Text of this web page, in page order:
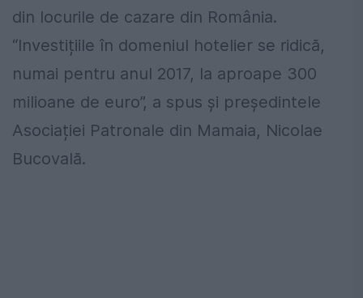
din locurile de cazare din România.
“Investițiile în domeniul hotelier se ridică,
numai pentru anul 2017, la aproape 300
milioane de euro”, a spus și președintele
Asociației Patronale din Mamaia, Nicolae
Bucovală.